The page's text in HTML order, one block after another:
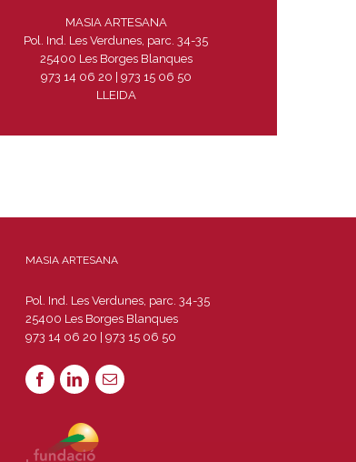
MASIA ARTESANA
Pol. Ind. Les Verdunes, parc. 34-35
25400 Les Borges Blanques
973 14 06 20 | 973 15 06 50
LLEIDA
MASIA ARTESANA
Pol. Ind. Les Verdunes, parc. 34-35
25400 Les Borges Blanques
973 14 06 20 | 973 15 06 50